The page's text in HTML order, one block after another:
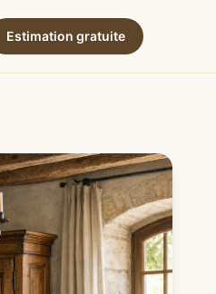
Estimation gratuite